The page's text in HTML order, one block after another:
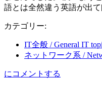
語とは全然違う英語が出
カテゴリー:
IT全般 / General IT
ネットワーク系 /
ネ
にコメントする